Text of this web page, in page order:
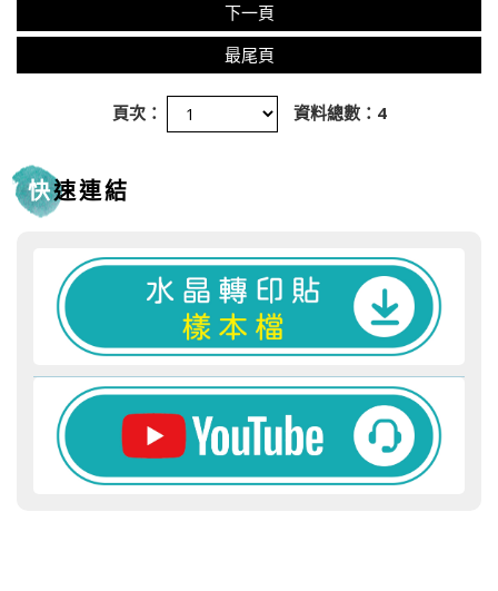
下一頁
最尾頁
頁次： 資料總數：4
快速連結